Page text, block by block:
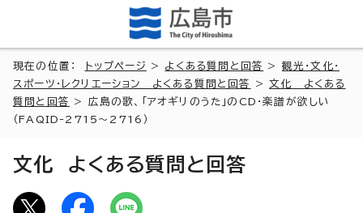
現在の位置： トップページ > よくある質問と回答 > 観光・文化・
スポーツ・レクリエーション よくある質問と回答
>文化 よくある
質問と回答
> 広島の歌、「アオギリのうた」のCD・楽譜が欲しい
（FAQID-2715～2716）
文化 よくある質問と回答